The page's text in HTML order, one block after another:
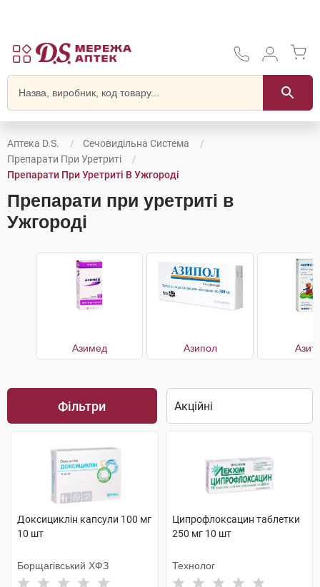
Аптека D.S.
Сечовидільна Система
Препарати При Уретриті
Препарати При Уретриті В Ужгороді
Препарати при уретриті в
Ужгороді
Азимед Азипол
Фільтри
Доксициклін капсули 100 мг
10 шт
Борщагівський ХФЗ
Ципрофлоксацин таблетки
250 мг 10 шт
Технолог